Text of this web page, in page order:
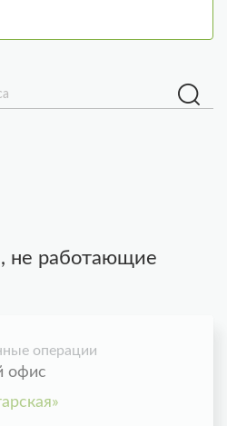
, не работающие
операции
офис